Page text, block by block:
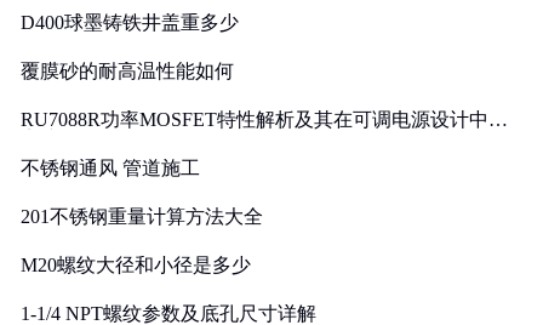
D400球墨铸铁井盖重多少
覆膜砂的耐高温性能如何
RU7088R功率MOSFET特性解析及其在可调电源设计中的
不锈钢通风 管道施工
201不锈钢重量计算方法大全
M20螺纹大径和小径是多少
1-1/4 NPT螺纹参数及底孔尺寸详解